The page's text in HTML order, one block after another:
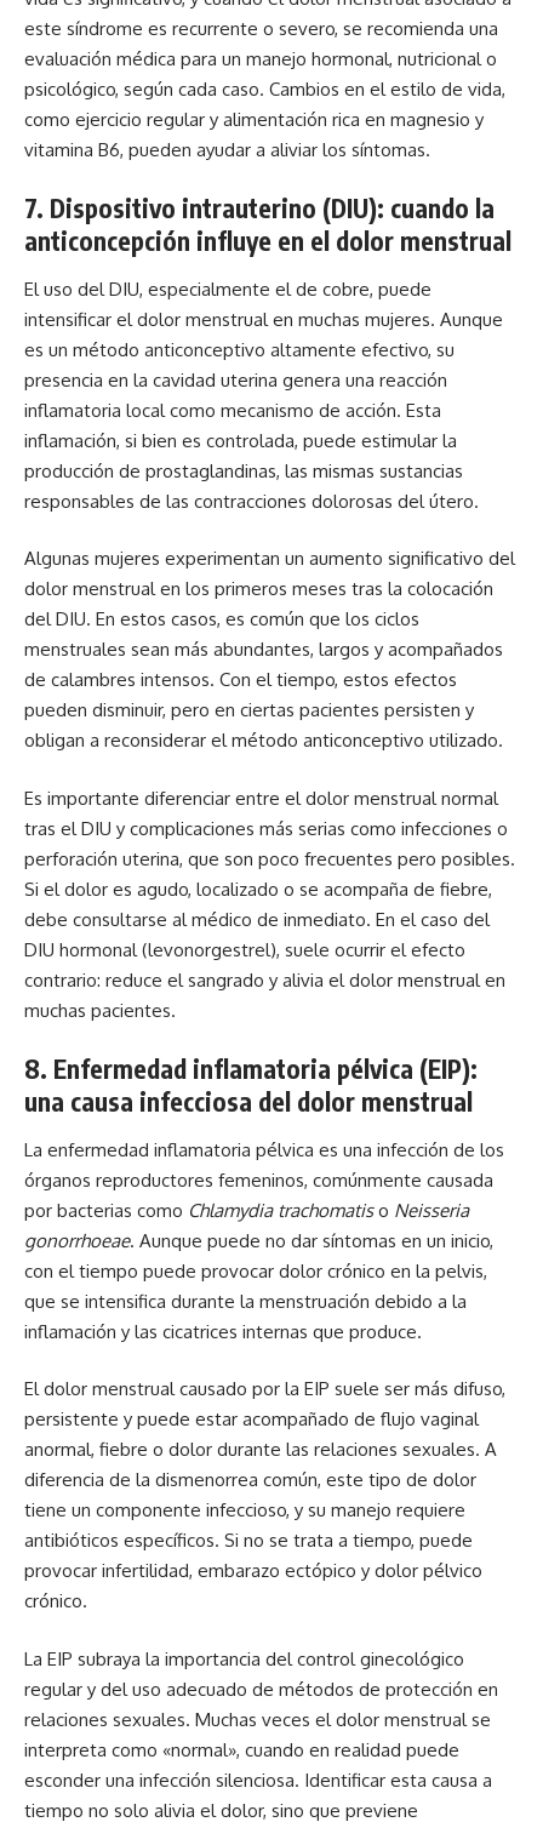
este síndrome es recurrente o severo, se recomienda una
evaluación médica para un manejo hormonal, nutricional o
psicológico, según cada caso. Cambios en el estilo de vida,
como ejercicio regular y alimentación rica en magnesio y
vitamina B6, pueden ayudar a aliviar los síntomas.
7. Dispositivo intrauterino (DIU): cuando la
anticoncepción influye en el dolor menstrual
El uso del DIU, especialmente el de cobre, puede
intensificar el dolor menstrual en muchas mujeres. Aunque
es un método anticonceptivo altamente efectivo, su
presencia en la cavidad uterina genera una reacción
inflamatoria local como mecanismo de acción. Esta
inflamación, si bien es controlada, puede estimular la
producción de prostaglandinas, las mismas sustancias
responsables de las contracciones dolorosas del útero.
Algunas mujeres experimentan un aumento significativo del
dolor menstrual en los primeros meses tras la colocación
del DIU. En estos casos, es común que los ciclos
menstruales sean más abundantes, largos y acompañados
de calambres intensos. Con el tiempo, estos efectos
pueden disminuir, pero en ciertas pacientes persisten y
obligan a reconsiderar el método anticonceptivo utilizado.
Es importante diferenciar entre el dolor menstrual normal
tras el DIU y complicaciones más serias como infecciones o
perforación uterina, que son poco frecuentes pero posibles.
Si el dolor es agudo, localizado o se acompaña de fiebre,
debe consultarse al médico de inmediato. En el caso del
DIU hormonal (levonorgestrel), suele ocurrir el efecto
contrario: reduce el sangrado y alivia el dolor menstrual en
muchas pacientes.
8. Enfermedad inflamatoria pélvica (EIP):
una causa infecciosa del dolor menstrual
La enfermedad inflamatoria pélvica es una infección de los
órganos reproductores femeninos, comúnmente causada
por bacterias como Chlamydia trachomatiso Neisseria
gonorrhoeae. Aunque puede no dar síntomas en un inicio,
con el tiempo puede provocar dolor crónico en la pelvis,
que se intensifica durante la menstruación debido a la
inflamación y las cicatrices internas que produce.
El dolor menstrual causado por la EIP suele ser más difuso,
persistente y puede estar acompañado de flujo vaginal
anormal, fiebre o dolor durante las relaciones sexuales. A
diferencia de la dismenorrea común, este tipo de dolor
tiene un componente infeccioso, y su manejo requiere
antibióticos específicos. Si no se trata a tiempo, puede
provocar infertilidad, embarazo ectópico y dolor pélvico
crónico.
La EIP subraya la importancia del control ginecológico
regular y del uso adecuado de métodos de protección en
relaciones sexuales. Muchas veces el dolor menstrual se
interpreta como «normal», cuando en realidad puede
esconder una infección silenciosa. Identificar esta causa a
tiempo no solo alivia el dolor, sino que previene